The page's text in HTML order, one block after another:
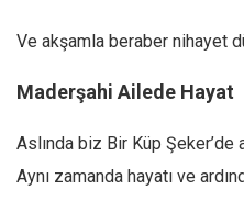
Ve akşamla beraber nihayet
Maderşahi Ailede Hayat
Aslında biz Bir Küp
Aynı zamanda hayatı ve